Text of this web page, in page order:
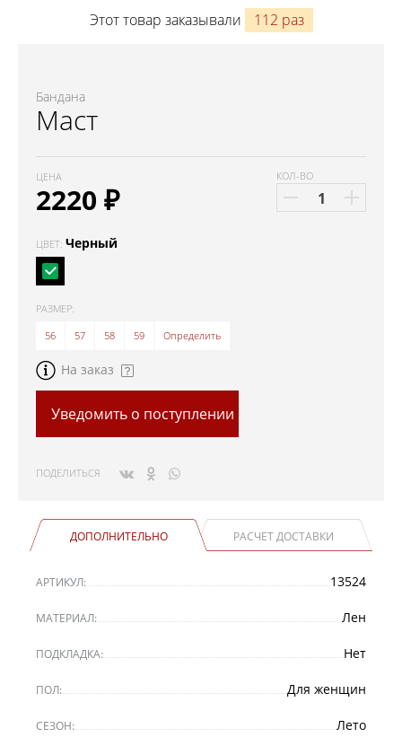
Этот товар заказывали 112 раз
Бандана
Маст
ЦЕНА
2220 ₽
КОЛ-ВО
ЦВЕТ: Черный
РАЗМЕР:
56
57 58 59 Определить
На заказ
Уведомить о поступлении
ПОДЕЛИТЬСЯ
ДОПОЛНИТЕЛЬНО РАСЧЕТ ДОСТАВКИ
АРТИКУЛ: 13524
МАТЕРИАЛ: Лен
ПОДКЛАДКА: Нет
ПОЛ: Для женщин
СЕЗОН: Лето